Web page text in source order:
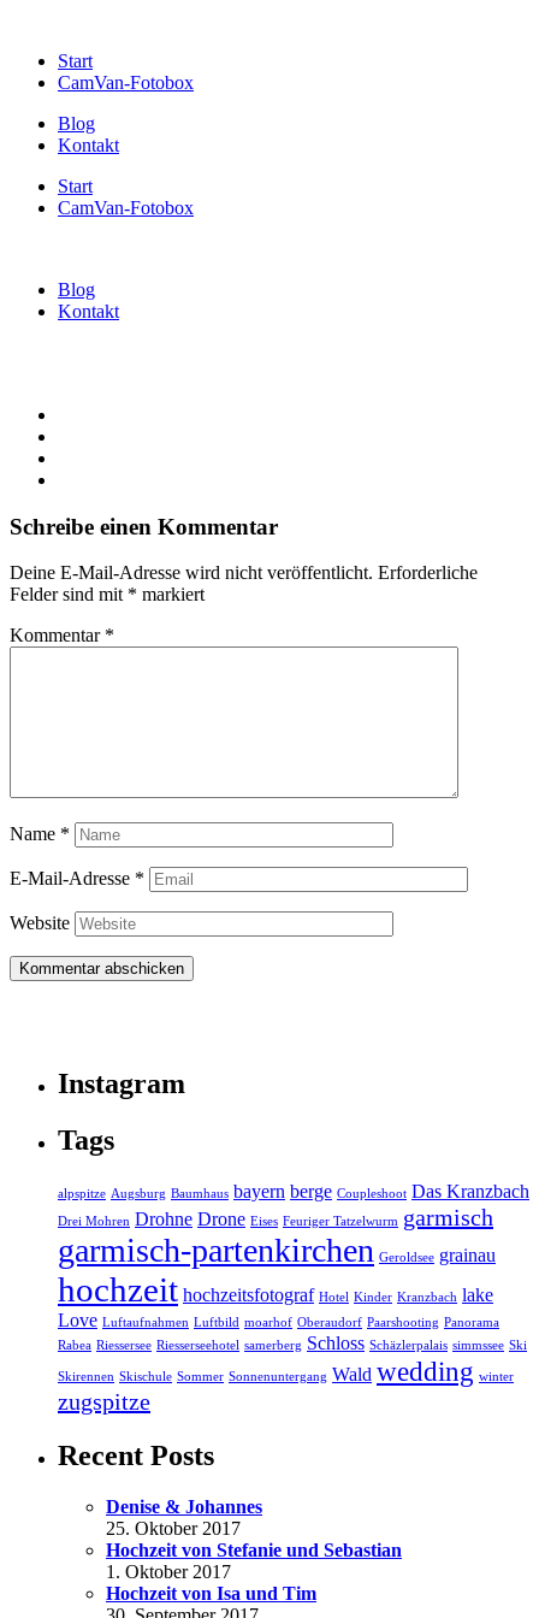
Start
CamVan-Fotobox
Blog
Kontakt
Start
CamVan-Fotobox
Blog
Kontakt
Schreibe einen Kommentar
Deine E-Mail-Adresse wird nicht veröffentlicht. Erforderliche
Felder sind mit * markiert
Kommentar *
Name *
E-Mail-Adresse *
Website
Instagram
Tags
alpspitze Augsburg Baumhaus bayern berge Coupleshoot Das Kranzbach
Drei Mohren Drohne Drone Eises Feuriger Tatzelwurm garmisch
garmisch-partenkirchen Geroldsee grainau
hochzeit hochzeitsfotograf Hotel Kinder Kranzbach lake
Love Luftaufnahmen Luftbild moarhof Oberaudorf Paarshooting Panorama
Rabea Riessersee Riesserseehotel samerberg Schloss Schäzlerpalais simmssee Ski
Skirennen Skischule Sommer Sonnenuntergang Wald wedding winter
zugspitze
Recent Posts
Denise & Johannes
25. Oktober 2017
Hochzeit von Stefanie und Sebastian
1. Oktober 2017
Hochzeit von Isa und Tim